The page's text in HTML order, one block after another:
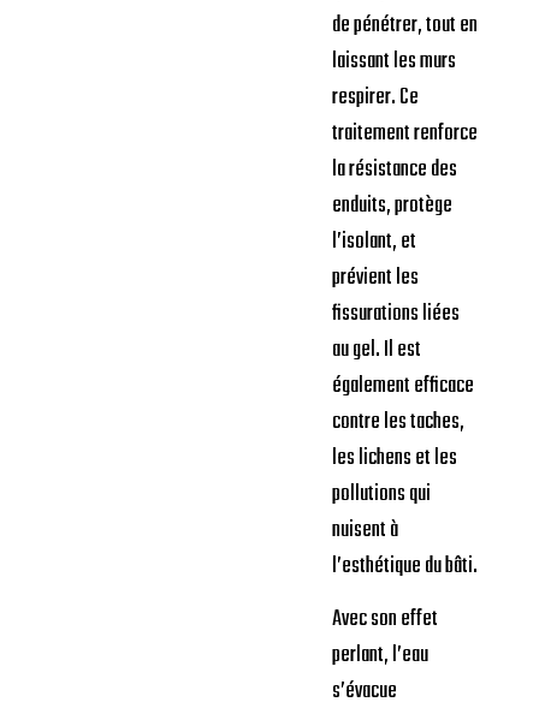
de pénétrer, tout en
laissant les murs
respirer. Ce
traitement renforce
la résistance des
enduits, protège
l’isolant, et
prévient les
fissurations liées
au gel. Il est
également efficace
contre les taches,
les lichens et les
pollutions qui
nuisent à
l’esthétique du bâti.
Avec son effet
perlant, l’eau
s’évacue